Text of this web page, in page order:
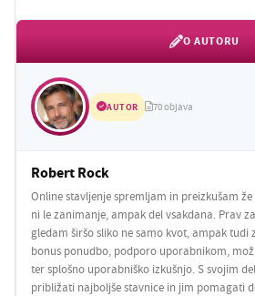
O AUTORU
AUTOR 70 objava
Robert Rock
Online stavljenje spremljam in preizkušam
ni le zanimanje, ampak del vsakdana. Prav
gledam širšo sliko ne samo kvot, ampak tudi
bonus ponudbo, podporo uporabnikom,
ter splošno uporabniško izkušnjo. S svojim
približati najboljše stavnice in jim pomagati